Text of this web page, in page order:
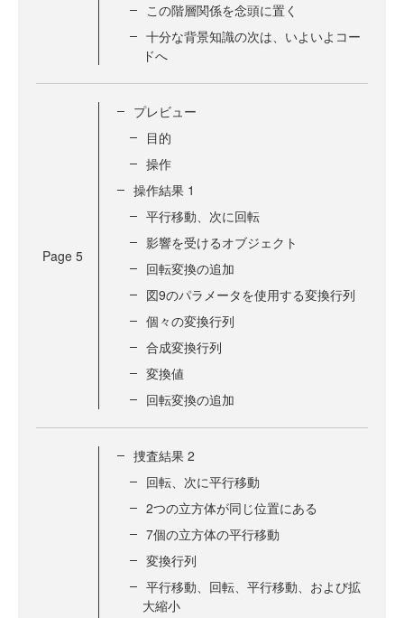
この階層関係を念頭に置く
十分な背景知識の次は、いよいよコー
ドへ
Page 5
プレビュー
目的
操作
操作結果 1
平行移動、次に回転
影響を受けるオブジェクト
回転変換の追加
図9のパラメータを使用する変換行列
個々の変換行列
合成変換行列
変換値
回転変換の追加
捜査結果 2
回転、次に平行移動
2つの立方体が同じ位置にある
7個の立方体の平行移動
変換行列
平行移動、回転、平行移動、および拡
大縮小